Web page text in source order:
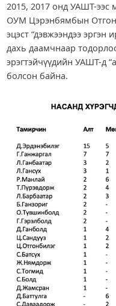
2015, 2017 онд УАШТ-ээс
ОУМ Цэрэнбямбын
эцэст “дэвжээндээ эргэн
дахь даамчнаар
эрэгтэйчүүдийн УАШТ-д
болсон байна.